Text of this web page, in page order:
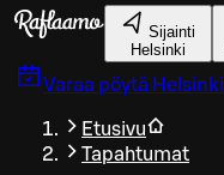
Siirry pääsisältöön
Sijainti
Helsinki
Varaa pöytä Helsinki
Etusivu
Tapahtumat